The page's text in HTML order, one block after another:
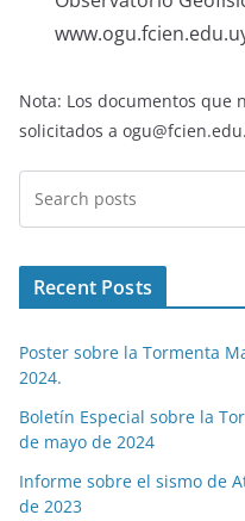
Nota: Los documentos que
solicitados a
Recent Posts
Poster sobre la Tormenta
2024.
Boletín Especial sobre la
de mayo de 2024
Informe sobre el sismo de
de 2023